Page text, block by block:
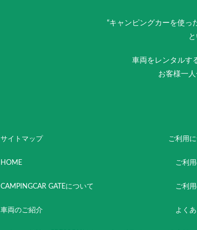
“キャンピングカーを使っ
車両をレンタルす
お客様一
サイトマップ
HOME
CAMPINGCAR GATEについて
車両のご紹介
ご利用
ご利
ご利
よく